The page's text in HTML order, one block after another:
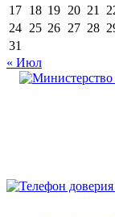
17 18 19 20 21
24 25 26 27 28
31
« Июл